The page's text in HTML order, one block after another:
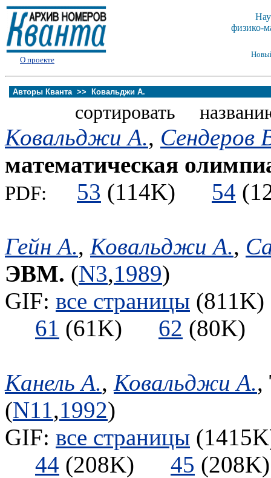
О проекте
физико-
Авторы Кванта >> Ковальджи А.
сортировать
Ковальджи А., Сендеров
математическая
PDF: 53 (114K) 54
Гейн А., Ковальджи А.,
ЭВМ. (N3,1989)
GIF: все страницы
61 (61K) 62
Канель А., Ковальджи А.,
(N11,1992)
GIF: все страницы
44 (208K) 45